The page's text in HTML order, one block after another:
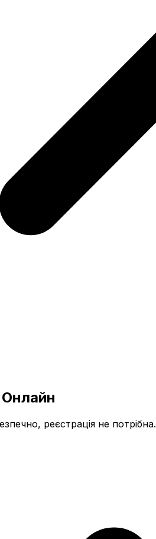
реєстрація не потрібна.